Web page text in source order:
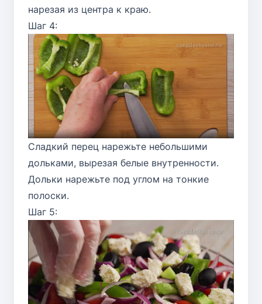
нарезая из центра к краю.
Шаг 4:
Сладкий перец нарежьте небольшими
дольками, вырезая белые внутренности.
Дольки нарежьте под углом на тонкие
полоски.
Шаг 5: